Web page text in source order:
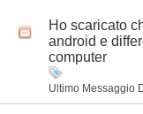
Ho scaricato
android e
computer
Ultimo Messaggio